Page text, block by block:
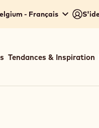
- Français
Tendances & Inspiration